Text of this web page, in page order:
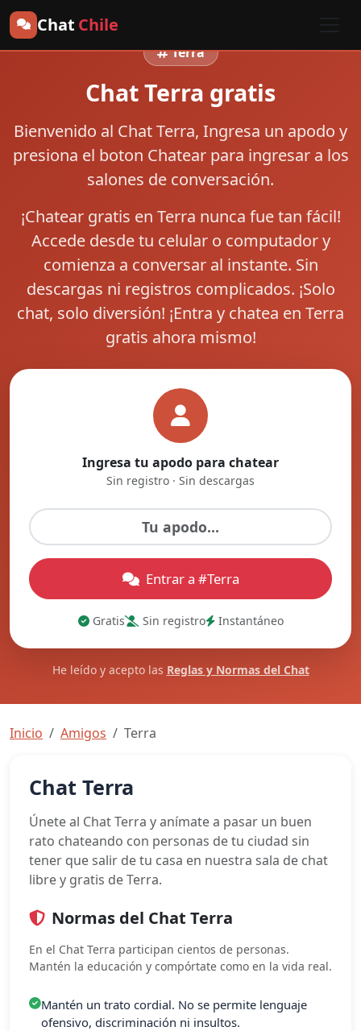
Chat Chile
Terra
Chat Terra gratis
Bienvenido al Chat Terra, Ingresa un apodo y
presiona el boton Chatearpara ingresar a los
salones de conversación.
¡Chatear gratis en Terra nunca fue tan fácil!
Accede desde tu celular o computador y
comienza a conversar al instante. Sin
descargas ni registros complicados. ¡Solo
chat, solo diversión! ¡Entra y chatea en Terra
gratis ahora mismo!
Ingresa tu apodo para chatear
Sin registro · Sin descargas
Entrar a #Terra
Gratis Sin registro Instantáneo
He leído y acepto las Reglas y Normas del Chat
Inicio Amigos Terra
Chat Terra
Únete al Chat Terra y anímate a pasar un buen
rato chateando con personas de tu ciudad sin
tener que salir de tu casa en nuestra sala de chat
libre y gratis de Terra.
Normas del Chat Terra
En el Chat Terra participan cientos de personas.
Mantén la educación y compórtate como en la vida real.
Mantén un trato cordial. No se permite lenguaje
ofensivo, discriminación ni insultos.